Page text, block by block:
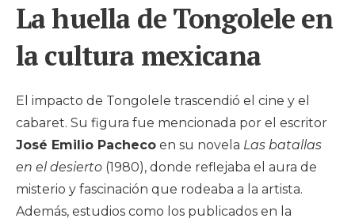
La huella de Tongolele en
la cultura mexicana
El impacto de Tongolele trascendió el cine y el
cabaret. Su figura fue mencionada por el escritor
José Emilio Pacheco en su novela Las batallas
en el desierto (1980), donde reflejaba el aura de
misterio y fascinación que rodeaba a la artista.
Además, estudios como los publicados en la